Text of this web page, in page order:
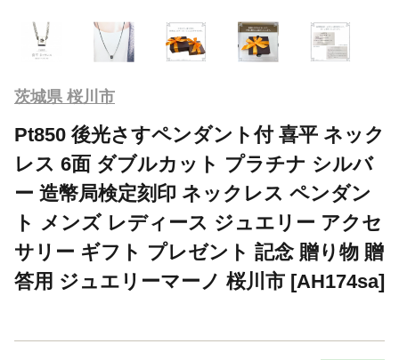
茨城県 桜川市
Pt850 後光さすペンダント付 喜平 ネック
レス 6面 ダブルカット プラチナ シルバ
ー 造幣局検定刻印 ネックレス ペンダン
ト メンズ レディース ジュエリー アクセ
サリー ギフト プレゼント 記念 贈り物 贈
答用 ジュエリーマーノ 桜川市 [AH174sa]